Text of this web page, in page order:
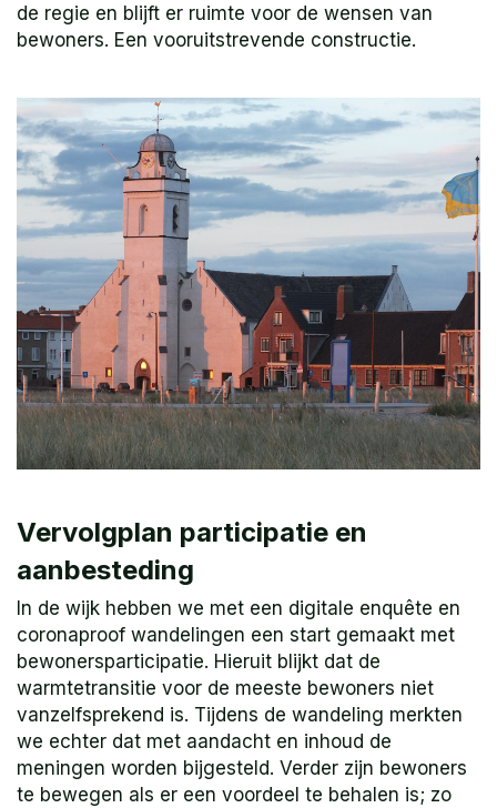
de regie en blijft er ruimte voor de wensen van
bewoners. Een vooruitstrevende constructie.
Vervolgplan participatie en
aanbesteding
In de wijk hebben we met een digitale enquête en
coronaproof wandelingen een start gemaakt met
bewonersparticipatie. Hieruit blijkt dat de
warmtetransitie voor de meeste bewoners niet
vanzelfsprekend is. Tijdens de wandeling merkten
we echter dat met aandacht en inhoud de
meningen worden bijgesteld. Verder zijn bewoners
te bewegen als er een voordeel te behalen is; zo